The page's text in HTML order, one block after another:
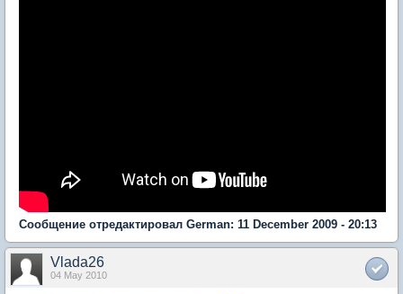
Сообщение отредактировал German: 11 December 2009 - 20:13
Vlada26
04 May 2010